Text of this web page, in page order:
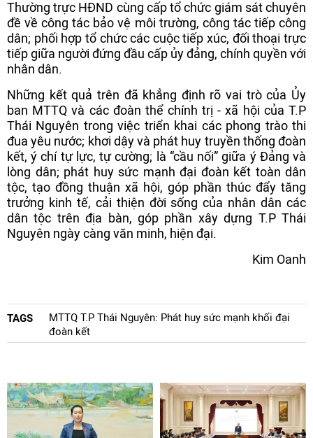
Thường trực HĐND cùng cấp tổ chức giám sát chuyên
đề về công tác bảo vệ môi trường, công tác tiếp công
dân; phối hợp tổ chức các cuộc tiếp xúc, đối thoại trực
tiếp giữa người đứng đầu cấp ủy đảng, chính quyền với
nhân dân.
Những kết quả trên đã khẳng định rõ vai trò của Ủy
ban MTTQ và các đoàn thể chính trị - xã hội của T.P
Thái Nguyên trong việc triển khai các phong trào thi
đua yêu nước; khơi dậy và phát huy truyền thống đoàn
kết, ý chí tự lực, tự cường; là “cầu nối” giữa ý Đảng và
lòng dân; phát huy sức mạnh đại đoàn kết toàn dân
tộc, tạo đồng thuận xã hội, góp phần thúc đẩy tăng
trưởng kinh tế, cải thiện đời sống của nhân dân các
dân tộc trên địa bàn, góp phần xây dựng T.P Thái
Nguyên ngày càng văn minh, hiện đại.
Kim Oanh
TAGS
MTTQ T.P Thái Nguyên: Phát huy sức mạnh khối đại
đoàn kết